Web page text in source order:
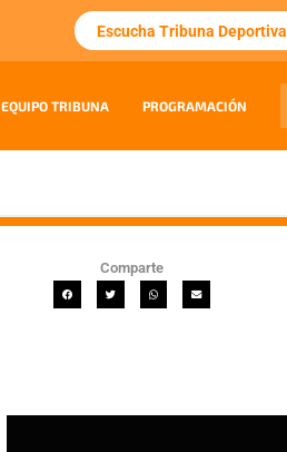
Escucha Tribuna Deportiva
EQUIPO TRIBUNA PROGRAMACIÓN
Comparte